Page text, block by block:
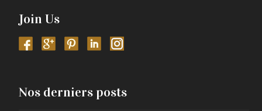
Join Us
Nos derniers posts